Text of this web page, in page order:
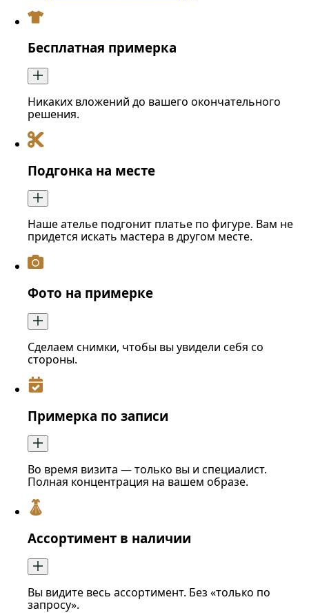
Бесплатная примерка
Никаких вложений до вашего окончательного
решения.
Подгонка на месте
Наше ателье подгонит платье по фигуре. Вам не
придется искать мастера в другом месте.
Фото на примерке
Сделаем снимки, чтобы вы увидели себя со
стороны.
Примерка по записи
Во время визита — только вы и специалист.
Полная концентрация на вашем образе.
Ассортимент в наличии
Вы видите весь ассортимент. Без «только по
запросу».